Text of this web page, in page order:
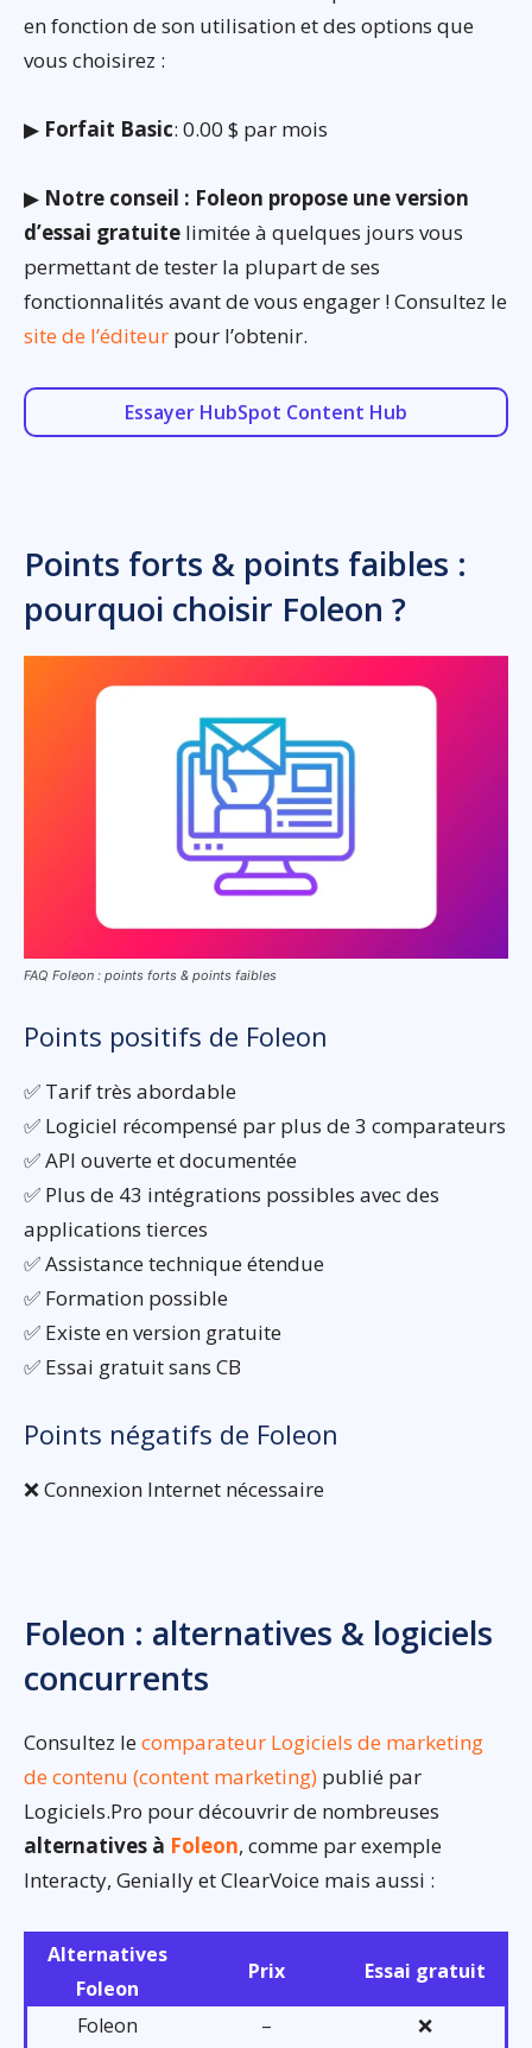
en fonction de son utilisation et des options que
vous choisirez :
▶ Forfait Basic: 0.00 $ par mois
▶ Notre conseil : Foleon propose une version
d’essai gratuite limitée à quelques jours vous
permettant de tester la plupart de ses
fonctionnalités avant de vous engager ! Consultez le
site de l’éditeur pour l’obtenir.
Essayer HubSpot Content Hub
Points forts & points faibles :
pourquoi choisir Foleon ?
FAQ Foleon : points forts & points faibles
Points positifs de Foleon
✅ Tarif très abordable
✅ Logiciel récompensé par plus de 3 comparateurs
✅ API ouverte et documentée
✅ Plus de 43 intégrations possibles avec des
applications tierces
✅ Assistance technique étendue
✅ Formation possible
✅ Existe en version gratuite
✅ Essai gratuit sans CB
Points négatifs de Foleon
❌ Connexion Internet nécessaire
Foleon : alternatives & logiciels
concurrents
Consultez lecomparateur Logiciels de marketing
de contenu (content marketing) publié par
Logiciels.Pro pour découvrir de nombreuses
alternatives à Foleon, comme par exemple
Interacty, Genially et ClearVoice mais aussi :
Alternatives
Foleon
Prix Essai gratuit
Foleon – ❌